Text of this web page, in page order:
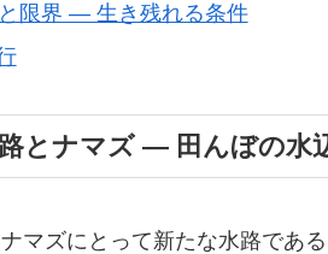
限界 ― 生き残れる条件
とナマズ ― 田んぼの水
マズにとって新たな水路であ